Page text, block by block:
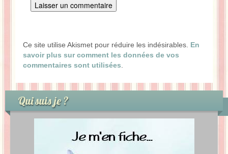
Ce site utilise Akismet pour réduire les indésirables. En
savoir plus sur comment les données de vos
commentaires sont utilisées.
Qui suis je ?